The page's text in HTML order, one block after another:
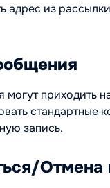
адрес из
могут приходить
стандартные
запись.
Отмена